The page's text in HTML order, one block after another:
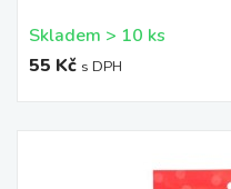
Skladem > 10 ks
55 Kč s DPH